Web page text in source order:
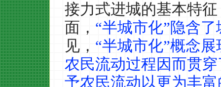
接力式进城的基本特
面，“半城市化”隐含
见，“半城市化”概念
农民流动过程因而贯
予农民流动以更为丰